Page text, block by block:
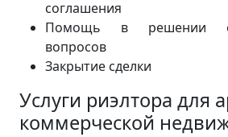
соглашения
Помощь в решении
вопросов
Закрытие сделки
Услуги риэлтора для
коммерческой